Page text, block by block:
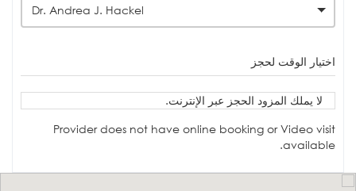
Dr. Andrea J. Hackel
اختيار الوقت لحجز
لا يملك المزود الحجز عبر الإنترنت.
Provider does not have online booking or Video visit
available.